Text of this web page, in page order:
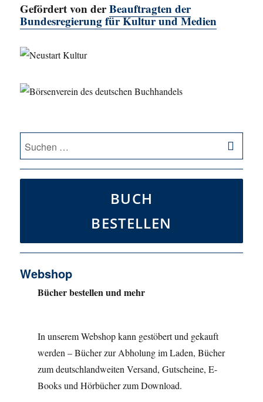
Gefördert von derBeauftragten der
Bundesregierung für Kultur und Medien
Suche
nach:
BUCH
BESTELLEN
Webshop
Bücher bestellen und mehr
In unserem Webshop kann gestöbert und gekauft
werden – Bücher zur Abholung im Laden, Bücher
zum deutschlandweiten Versand, Gutscheine, E-
Books und Hörbücher zum Download.